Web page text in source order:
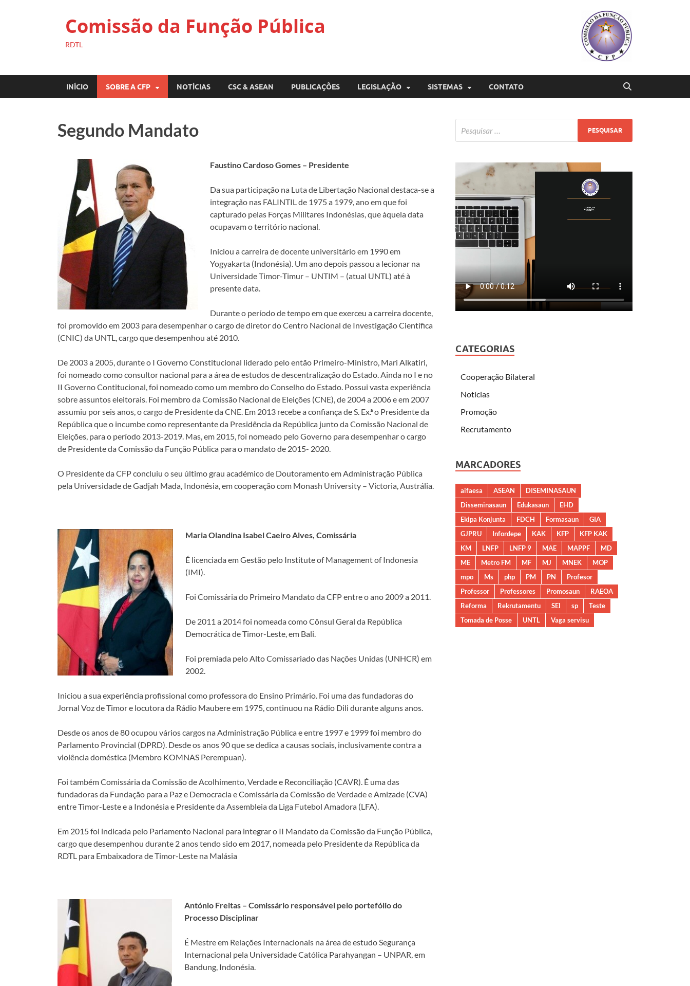
Comissão da Função Pública
RDTL
INÍCIO SOBRE A CFP NOTÍCIAS CSC & ASEAN PUBLICAÇÕES LEGISLAÇÃO SISTEMAS CONTATO
Segundo Mandato
Faustino Cardoso Gomes – Presidente
Da sua participação na Luta de Libertação Nacional destaca-se a
integração nas FALINTIL de 1975 a 1979, ano em que foi
capturado pelas Forças Militares Indonésias, que àquela data
ocupavam o território nacional.
Iniciou a carreira de docente universitário em 1990 em
Yogyakarta (Indonésia). Um ano depois passou a lecionar na
Universidade Timor-Timur – UNTIM – (atual UNTL) até à
presente data.
Durante o período de tempo em que exerceu a carreira docente,
foi promovido em 2003 para desempenhar o cargo de diretor do Centro Nacional de Investigação Científica
(CNIC) da UNTL, cargo que desempenhou até 2010.
De 2003 a 2005, durante o I Governo Constitucional liderado pelo então Primeiro-Ministro, Mari Alkatiri,
foi nomeado como consultor nacional para a área de estudos de descentralização do Estado. Ainda no I e no
II Governo Contitucional, foi nomeado como um membro do Conselho do Estado. Possui vasta experiência
sobre assuntos eleitorais. Foi membro da Comissão Nacional de Eleições (CNE), de 2004 a 2006 e em 2007
assumiu por seis anos, o cargo de Presidente da CNE. Em 2013 recebe a confiança de S. Ex.ª o Presidente da
República que o incumbe como representante da Presidência da República junto da Comissão Nacional de
Eleições, para o período 2013-2019. Mas, em 2015, foi nomeado pelo Governo para desempenhar o cargo
de Presidente da Comissão da Função Pública para o mandato de 2015- 2020.
O Presidente da CFP concluiu o seu último grau académico de Doutoramento em Administração Pública
pela Universidade de Gadjah Mada, Indonésia, em cooperação com Monash University – Victoria, Austrália.
Maria Olandina Isabel Caeiro Alves, Comissária
É licenciada em Gestão pelo Institute of Management of Indonesia
(IMI).
Foi Comissária do Primeiro Mandato da CFP entre o ano 2009 a 2011.
De 2011 a 2014 foi nomeada como Cônsul Geral da República
Democrática de Timor-Leste, em Bali.
Foi premiada pelo Alto Comissariado das Nações Unidas (UNHCR) em
2002.
Iniciou a sua experiência profissional como professora do Ensino Primário. Foi uma das fundadoras do
Jornal Voz de Timor e locutora da Rádio Maubere em 1975, continuou na Rádio Dili durante alguns anos.
Desde os anos de 80 ocupou vários cargos na Administração Pública e entre 1997 e 1999 foi membro do
Parlamento Provincial (DPRD). Desde os anos 90 que se dedica a causas sociais, inclusivamente contra a
violência doméstica (Membro KOMNAS Perempuan).
Foi também Comissária da Comissão de Acolhimento, Verdade e Reconciliação (CAVR). É uma das
fundadoras da Fundação para a Paz e Democracia e Comissária da Comissão de Verdade e Amizade (CVA)
entre Timor-Leste e a Indonésia e Presidente da Assembleia da Liga Futebol Amadora (LFA).
Em 2015 foi indicada pelo Parlamento Nacional para integrar o II Mandato da Comissão da Função Pública,
cargo que desempenhou durante 2 anos tendo sido em 2017, nomeada pelo Presidente da República da
RDTL para Embaixadora de Timor-Leste na Malásia
António Freitas – Comissário responsável pelo portefólio do
Processo Disciplinar
É Mestre em Relações Internacionais na área de estudo Segurança
Internacional pela Universidade Católica Parahyangan – UNPAR, em
Bandung, Indonésia.
CATEGORIAS
Cooperação Bilateral
Notícias
Promoção
Recrutamento
MARCADORES
aifaesa ASEAN
DISEMINASAUN
Disseminasaun
Edukasaun
EHD
Ekipa Konjunta
FDCH Formasaun
GIA
GJPRU
Infordepe KAK KFP
KFP KAK
KM
LNFP LNFP 9 MAE MAPPF
MD
ME
Metro FM MF MJ MNEK
MOP
mpo
Ms php PM PN
Profesor
Professor
Professores Promosaun
RAEOA
Reforma
Rekrutamentu SEI sp
Teste
Tomada de Posse
UNTL Vaga servisu